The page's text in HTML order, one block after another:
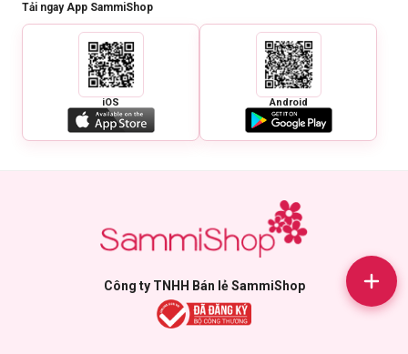
Để nơi khô ráo, thoáng mát.
Tránh ánh nắng trực tiếp.
Hàn Quốc
30ml
3 năm kể từ ngày sản xuất.
Xem trên bao bì sản phẩm.
Tải ngay App SammiShop
iOS Android
Công ty TNHH Bán lẻ SammiShop